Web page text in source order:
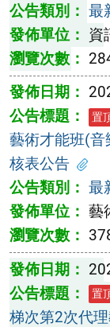
最
資
置
藝術才能班(音
核表公告
最
藝
置
梯次第2次代